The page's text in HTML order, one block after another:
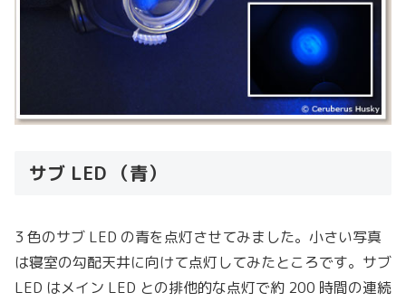
サブ LED （青）
3 色のサブ LED の青を点灯させてみました。小さい写真
は寝室の勾配天井に向けて点灯してみたところです。サブ
LED はメイン LED との排他的な点灯で約 200 時間の連続